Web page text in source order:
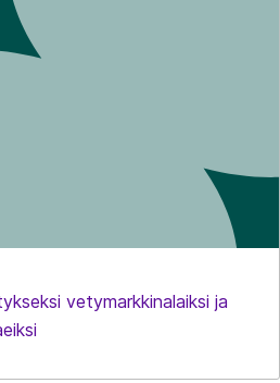
vetymarkkinalaiksi ja